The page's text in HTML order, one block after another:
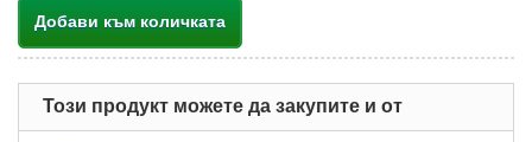
Добави към количката
Този продукт можете да закупите и от